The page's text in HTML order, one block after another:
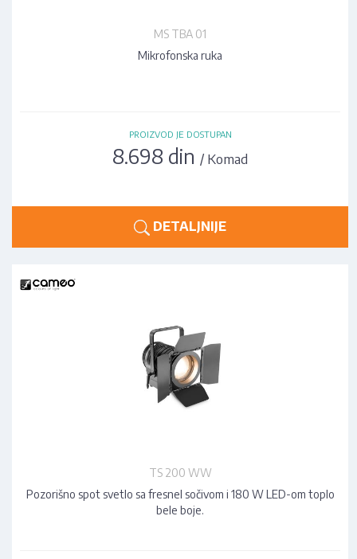
MS TBA 01
Mikrofonska ruka
PROIZVOD JE DOSTUPAN
8.698 din / Komad
DETALJNIJE
TS 200 WW
Pozorišno spot svetlo sa fresnel sočivom i 180 W LED-om toplo
bele boje.